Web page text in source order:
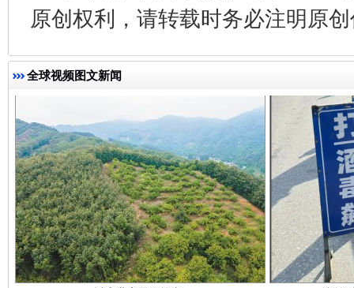
原创权利，请转载时务必注明原
全球视频图文新闻
以产业富民促振兴 酒驾